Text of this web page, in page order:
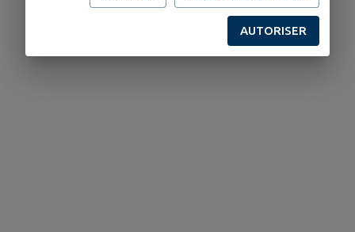
AUTORISER